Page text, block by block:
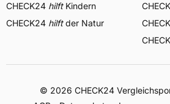
CHECK24 hilftKindern
CHECK24 hilftder Natur
© 2026 CHECK24